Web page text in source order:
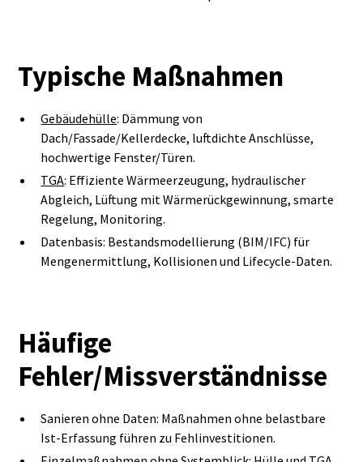
Typische Maßnahmen
Gebäudehülle: Dämmung von
Dach/Fassade/Kellerdecke, luftdichte Anschlüsse,
hochwertige Fenster/Türen.
TGA: Effiziente Wärmeerzeugung, hydraulischer
Abgleich, Lüftung mit Wärmerückgewinnung, smarte
Regelung, Monitoring.
Datenbasis: Bestandsmodellierung (BIM/IFC) für
Mengenermittlung, Kollisionen und Lifecycle‑Daten.
Häufige
Fehler/Missverständnisse
Sanieren ohne Daten: Maßnahmen ohne belastbare
Ist‑Erfassung führen zu Fehlinvestitionen.